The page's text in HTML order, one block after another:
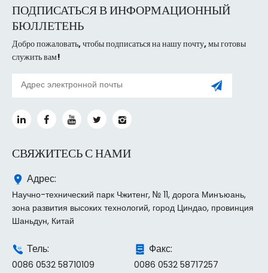
ПОДПИСАТЬСЯ В ИНФОРМАЦИОННЫЙ
БЮЛЛЕТЕНЬ
Добро пожаловать, чтобы подписаться на нашу почту, мы готовы
служить вам!
СВЯЖИТЕСЬ С НАМИ
Адрес:
Научно-технический парк Чжитенг, № 11, дорога Минъюань,
зона развития высоких технологий, город Циндао, провинция
Шаньдун, Китай
Тель:
0086 0532 58710109
Факс:
0086 0532 58717257